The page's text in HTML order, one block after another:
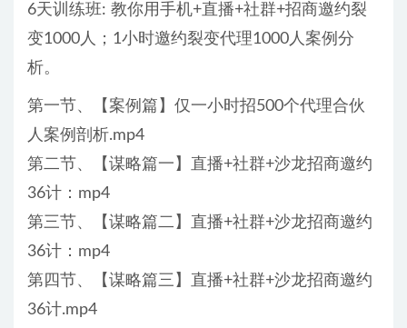
6天训练班: 教你用手机+直播+社群+招商邀约裂
变1000人；1小时邀约裂变代理1000人案例分
析。
第一节、【案例篇】仅一小时招500个代理合伙
人案例剖析.mp4
第二节、【谋略篇一】直播+社群+沙龙招商邀约
36计：mp4
第三节、【谋略篇二】直播+社群+沙龙招商邀约
36计：mp4
第四节、【谋略篇三】直播+社群+沙龙招商邀约
36计.mp4